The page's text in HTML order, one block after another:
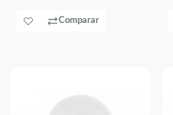
Comparar